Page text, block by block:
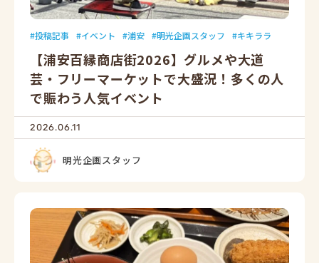
投稿記事 イベント 浦安 明光企画スタッフ キキララ
【浦安百縁商店街2026】グルメや大道
芸・フリーマーケットで大盛況！多くの人
で賑わう人気イベント
2026.06.11
明光企画スタッフ